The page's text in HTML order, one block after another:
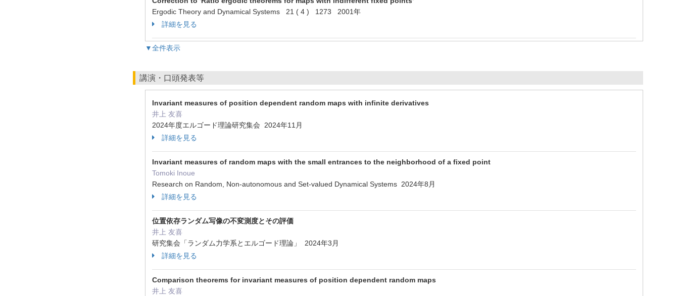
Ergodic Theory and Dynamical Systems 21 ( 4 ) 1273 2001年
詳細を見る
▼全件表示
講演・口頭発表等
Invariant measures of position dependent random maps with infinite derivatives
井上 友喜
2024年度エルゴード理論研究集会 2024年11月
詳細を見る
Invariant measures of random maps with the small entrances to the neighborhood of a fixed point
Tomoki Inoue
Research on Random, Non-autonomous and Set-valued Dynamical Systems 2024年8月
詳細を見る
位置依存ランダム写像の不変測度とその評価
井上 友喜
研究集会「ランダム力学系とエルゴード理論」 2024年3月
詳細を見る
Comparison theorems for invariant measures of position dependent random maps
井上 友喜